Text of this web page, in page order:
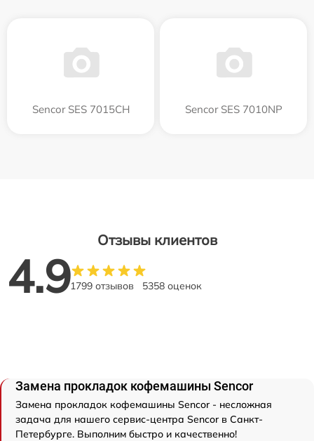
Sencor SES 7015CH Sencor SES 7010NP
Отзывы клиентов
4.91799 отзывов 5358 оценок
Замена прокладок кофемашины Sencor
Замена прокладок кофемашины Sencor - несложная
задача для нашего сервис-центра Sencor в Санкт-
Петербурге. Выполним быстро и качественно!